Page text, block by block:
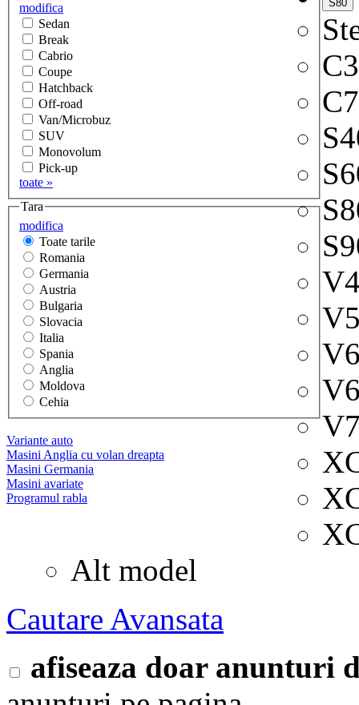
modifica
Sedan
Break
Cabrio
Coupe
Hatchback
Off-road
Van/Microbuz
SUV
Monovolum
Pick-up
toate »
modifica
Tara
Toate tarile
Romania
Germania
Austria
Bulgaria
Slovacia
Italia
Spania
Anglia
Moldova
Cehia
Variante auto
Masini Anglia cu volan dreapta
Masini Germania
Masini avariate
Programul rabla
Alt model
Cautare Avansata
afiseaza doar anunturi